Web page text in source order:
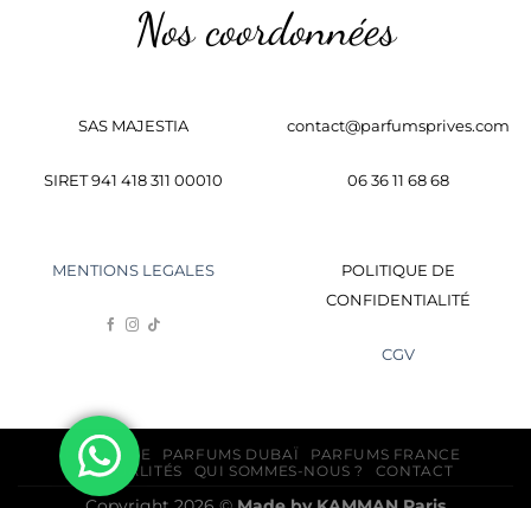
Nos coordonnées
SAS MAJESTIA
SIRET 941 418 311 00010
contact@parfumsprives.com
06 36 11 68 68
MENTIONS LEGALES
POLITIQUE DE
CONFIDENTIALITÉ
CGV
BOUTIQUE PARFUMS DUBAÏ
PARFUMS FRANCE
ACTUALITÉS
QUI SOMMES-NOUS ? CONTACT